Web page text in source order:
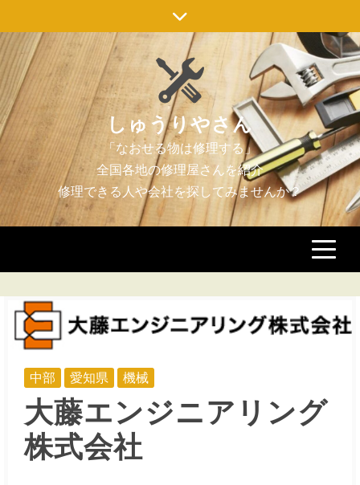
to
content
しゅうりやさん
中部 愛知県 機械
大藤エンジニアリング
株式会社